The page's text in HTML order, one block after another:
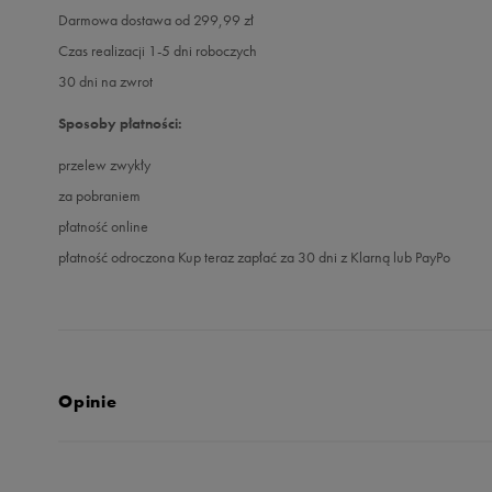
Darmowa dostawa od 299,99 zł
Czas realizacji 1-5 dni roboczych
30 dni na zwrot
Sposoby płatności:
przelew zwykły
za pobraniem
płatność online
płatność odroczona Kup teraz zapłać za 30 dni z Klarną lub PayPo
Opinie